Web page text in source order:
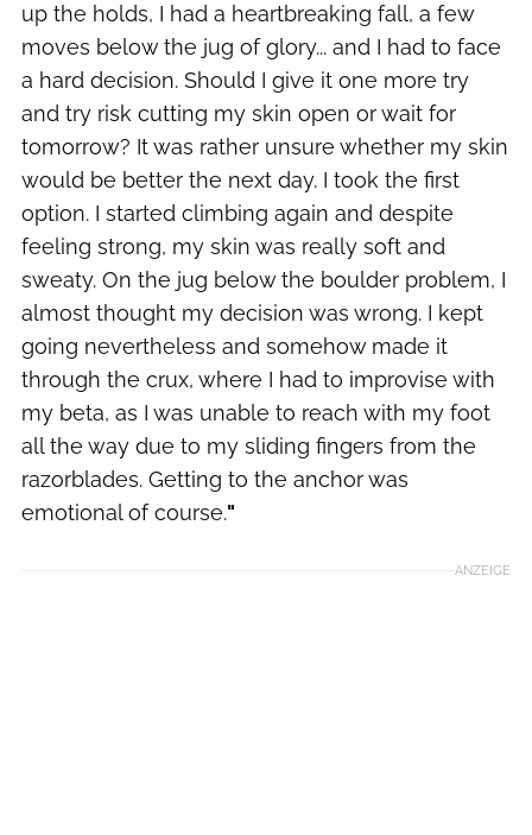
up the holds, I had a heartbreaking fall, a few
moves below the jug of glory... and I had to face
a hard decision. Should I give it one more try
and try risk cutting my skin open or wait for
tomorrow? It was rather unsure whether my skin
would be better the next day. I took the first
option. I started climbing again and despite
feeling strong, my skin was really soft and
sweaty. On the jug below the boulder problem, I
almost thought my decision was wrong. I kept
going nevertheless and somehow made it
through the crux, where I had to improvise with
my beta, as I was unable to reach with my foot
all the way due to my sliding fingers from the
razorblades. Getting to the anchor was
emotional of course."
ANZEIGE